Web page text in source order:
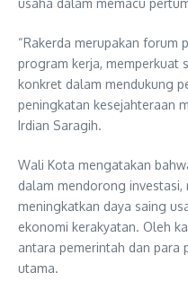
usaha dalam memacu
“Rakerda merupakan forum
program kerja, memperkuat
konkret dalam mendukung
peningkatan kesejahteraan
Irdian Saragih.
Wali Kota mengatakan
dalam mendorong investasi,
meningkatkan daya saing
ekonomi kerakyatan. Oleh
antara pemerintah dan para
utama.